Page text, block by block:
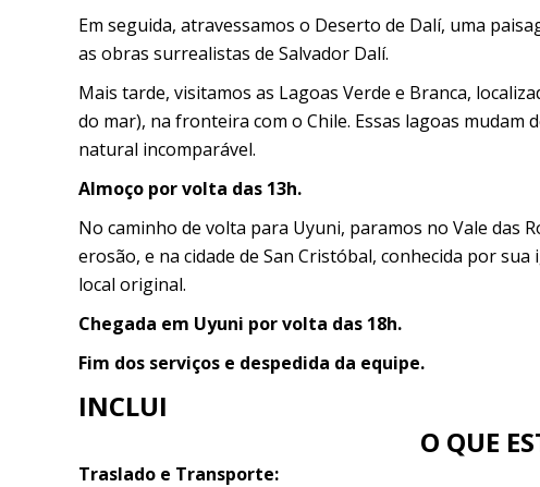
Em seguida, atravessamos o Deserto de Dalí, uma
as obras surrealistas de Salvador Dalí.
Mais tarde, visitamos as Lagoas Verde e Branca,
do mar), na fronteira com o Chile. Essas lagoas
natural incomparável.
Almoço por volta das 13h.
No caminho de volta para Uyuni, paramos no Vale das
erosão, e na cidade de San Cristóbal, conhecida por
local original.
Chegada em Uyuni por volta das 18h.
Fim dos serviços e despedida da equipe.
INCLUI
O QUE
Traslado e Transporte: